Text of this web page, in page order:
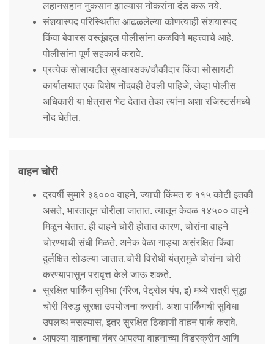
लहानसहान नुकसान झाल्यास नोकरांना दंड करू नये.
संशयास्पद परिस्थितीत आढळलेल्या कोणत्याही संशयास्पद
किंवा बेवारस वस्तूंबद्दल पोलीसांना कळविणे महत्त्वाचे आहे.
पोलीसांना पूर्ण सहकार्य करावे.
प्रत्येक सोसायटीत सुरक्षारक्षक/चौकीदार किंवा सोसायटी
कार्यालयात एक विशेष नोंदवही ठेवली पाहिजे, जेव्हा पोलीस
अधिकारी या क्षेत्रास भेट देतात तेव्हा त्यांना अशा रजिस्टर्समध्ये
नोंद घेतील.
वाहन चोरी
दरवर्षी सुमारे ३६००० वाहने, ज्याची किंमत रु ११५ कोटी इतकी
असते, भारतातून चोरीला जातात. त्यातून केवळ १४५०० वाहने
मिळून येतात. ही वाहने चोरी होतात कारण, चोरांना वाहने
चोरण्याची संधी मिळते. अनेक वेळा गाड्या असंरक्षित किंवा
दुर्लक्षित सोडल्या जातात.चोरी विरोधी यंत्रामुळे चोरांना चोरी
करण्यापासुन परावृत्त केले जाऊ शकते.
सुरक्षित पार्किंग सुविधा (गॅरेज, पेट्रोल पंप, इ) मध्ये रात्री सुद्धा
चोरी विरुद्ध सुरक्षा उपयोजना करावी. अशा पार्किंगची सुविधा
उपलब्ध नसल्यास, इतर सुरक्षित ठिकाणी वाहन पार्क करावे.
आपल्या वाहनाचा नंबर आपल्या वाहनाच्या विंडस्क्रीन आणि